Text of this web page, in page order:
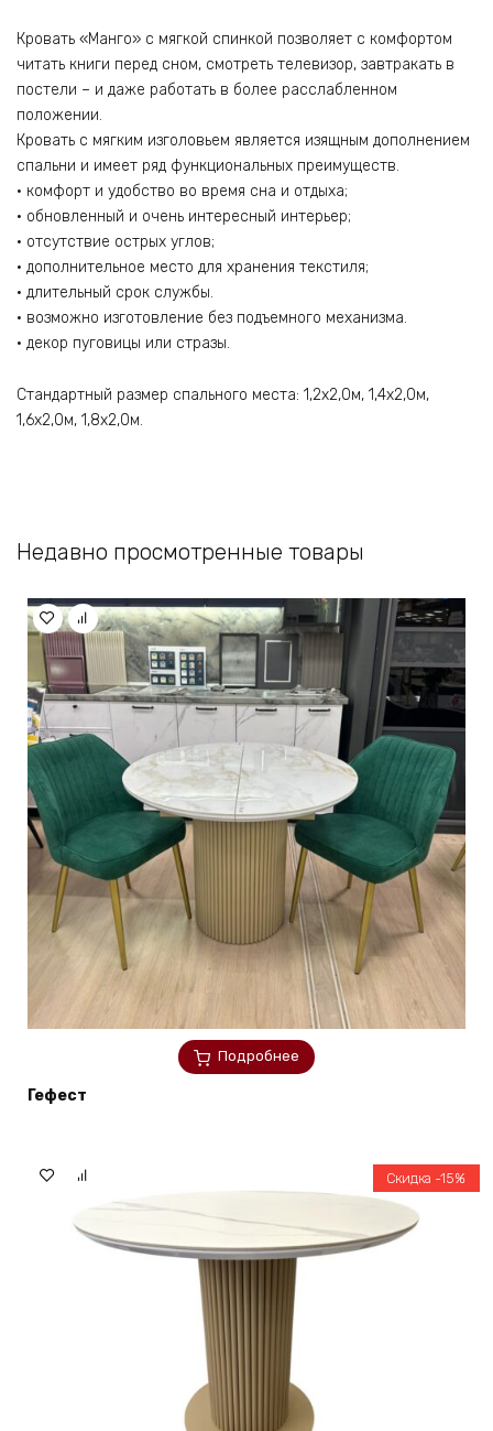
Кровать «Манго» с мягкой спинкой позволяет с комфортом
читать книги перед сном, смотреть телевизор, завтракать в
постели – и даже работать в более расслабленном
положении.
Кровать с мягким изголовьем является изящным дополнением
спальни и имеет ряд функциональных преимуществ.
· комфорт и удобство во время сна и отдыха;
· обновленный и очень интересный интерьер;
· отсутствие острых углов;
· дополнительное место для хранения текстиля;
· длительный срок службы.
· возможно изготовление без подъемного механизма.
· декор пуговицы или стразы.
Стандартный размер спального места: 1,2х2,0м, 1,4х2,0м,
1,6х2,0м, 1,8х2,0м.
Недавно просмотренные товары
Подробнее
Гефест
Скидка -15%